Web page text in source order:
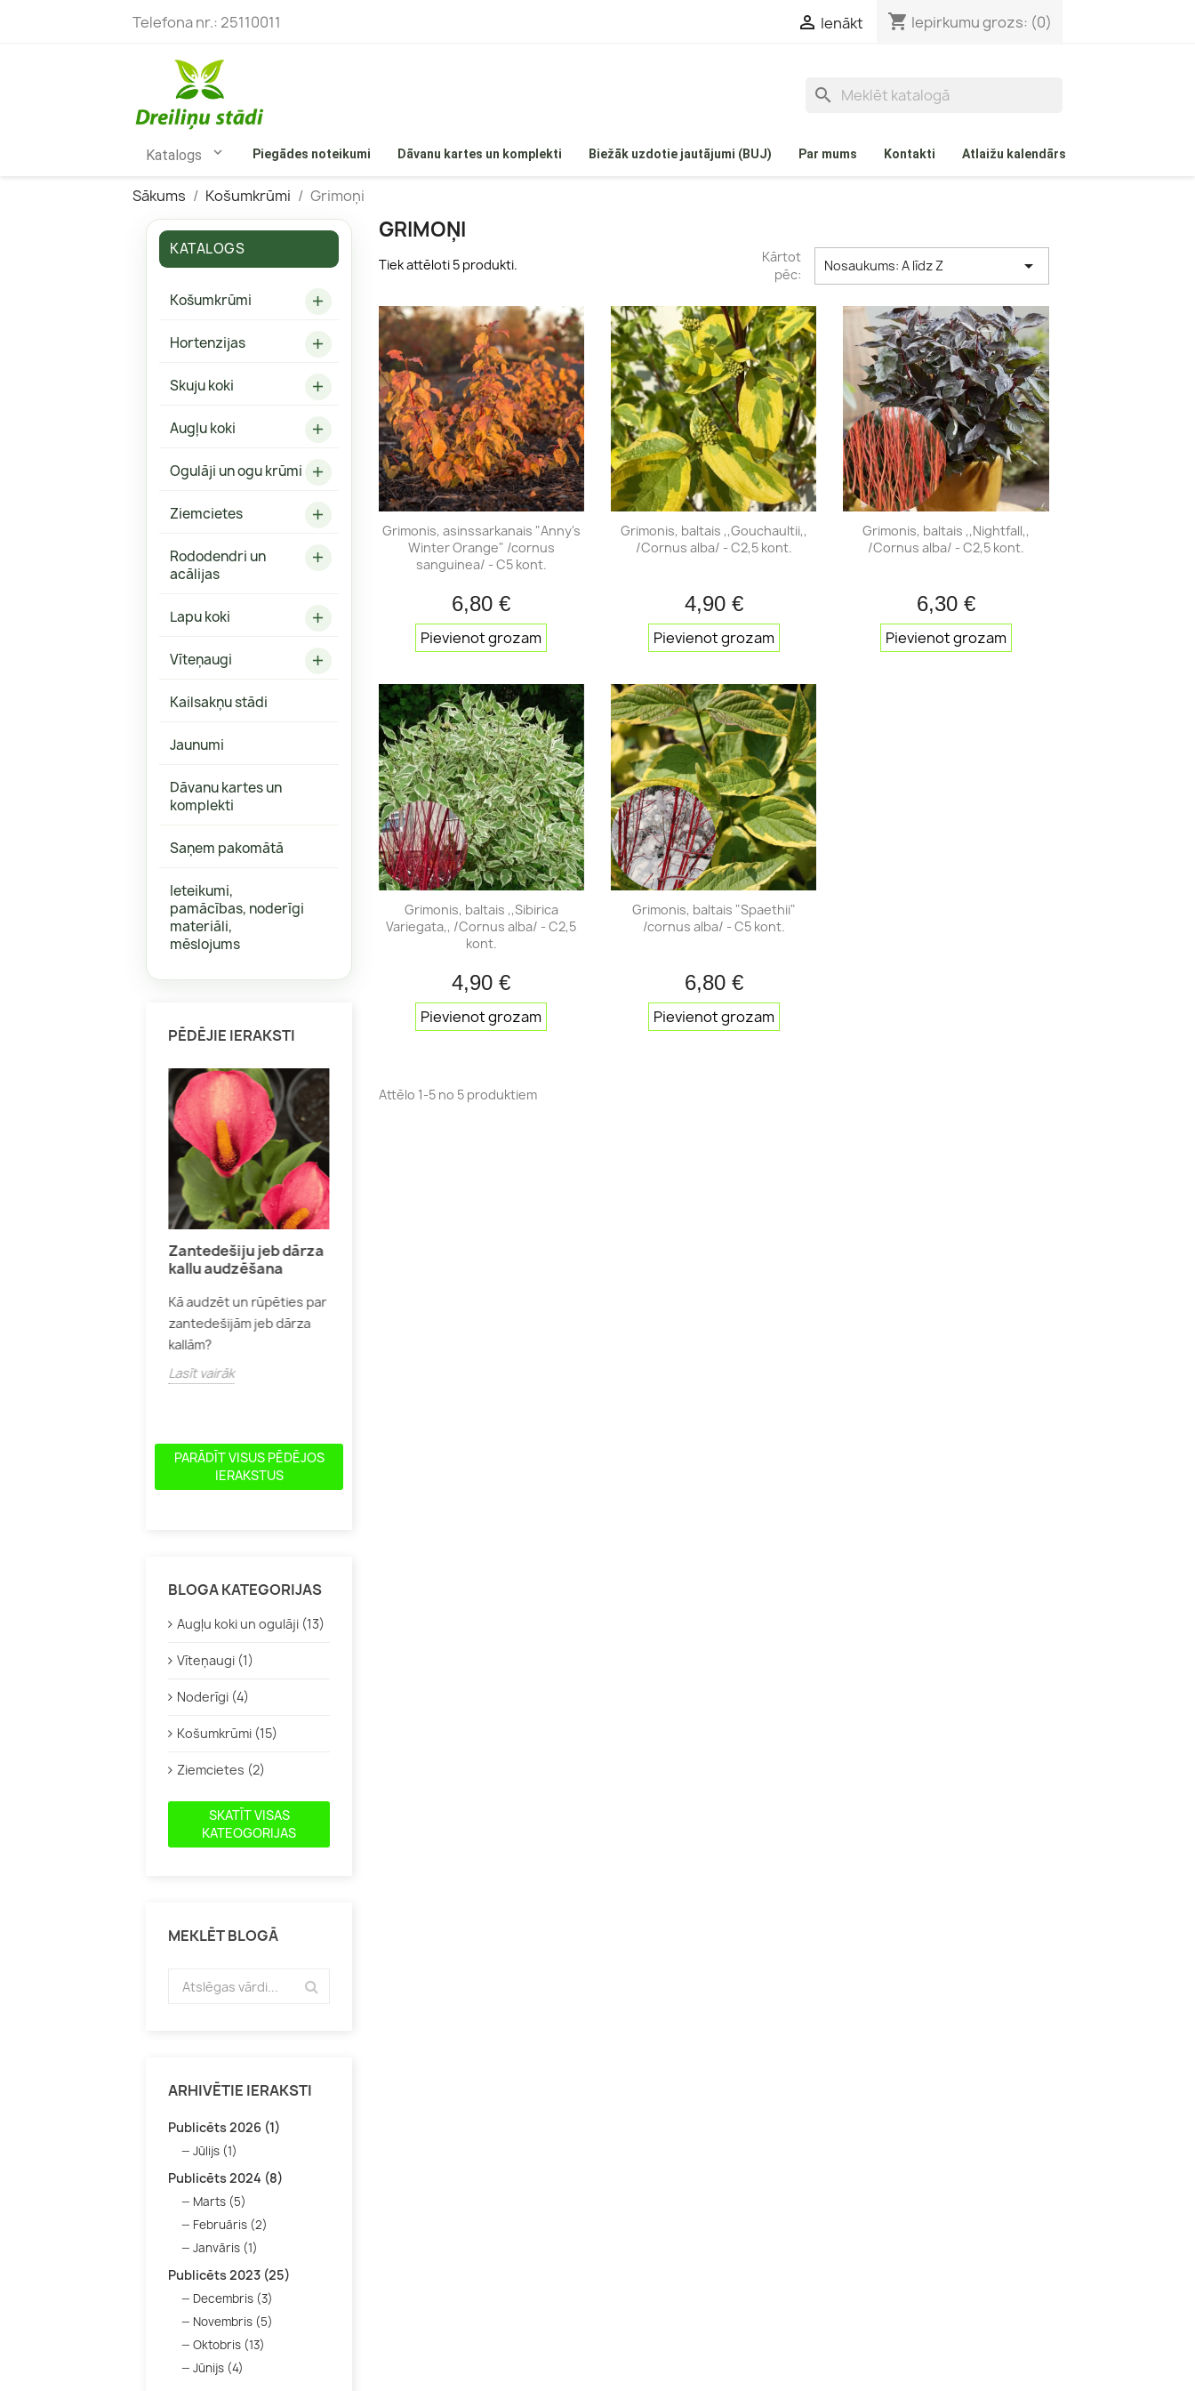
Telefona nr.: 25110011  Ienākt shopping_cart Iepirkumu grozs: (0)
search
Katalogs 
Kokveida Hortenzijas
Vīteņhortenzijas
Liellapu hortenzijas
Robainās hortenzijas
Ozollapu hortenzijas
Priedes
Īves
Kadiķi
Tūjas
Citi skuju koki
Aprikozes
Ābeles
Vasaras ābeles
Rudens ābeles
Ziemas ābeles
Kolonābeles
Bumbieres
Vasaras bumbieres
Rudens bumbieres
Ziemas bumbieres
Skābie ķirši
Saldie ķirši
Persiki
Astilbes
Bitenes
Graudzāles
Heihēras
Kaķumētras
Citas
Mūžzaļie rododendri
Acālijas
Piegādes noteikumi Dāvanu kartes un komplekti Biežāk uzdotie jautājumi (BUJ) Par mums Kontakti Atlaižu kalendārs
Sākums Košumkrūmi Grimoņi
KATALOGS
Košumkrūmi 
Hortenzijas 
Skuju koki 
Augļu koki 
Ogulāji un ogu krūmi 
Ziemcietes 
Rododendri un
acālijas

Lapu koki 
Vīteņaugi 
Kailsakņu stādi
Jaunumi
Dāvanu kartes un
komplekti
Saņem pakomātā
Ieteikumi,
pamācības, noderīgi
materiāli,
mēslojums
PĒDĒJIE IERAKSTI
Zantedešiju jeb dārza
kallu audzēšana
Kā audzēt un rūpēties par
zantedešijām jeb dārza
kallām?
Lasīt vairāk
PARĀDĪT VISUS PĒDĒJOS
IERAKSTUS
BLOGA KATEGORIJAS
Augļu koki un ogulāji (13)
Vīteņaugi (1)
Noderīgi (4)
Košumkrūmi (15)
Ziemcietes (2)
SKATĪT VISAS
KATEOGORIJAS
MEKLĒT BLOGĀ
ARHIVĒTIE IERAKSTI
Publicēts 2026 (1)
Jūlijs (1)
Publicēts 2024 (8)
Marts (5)
Februāris (2)
Janvāris (1)
Publicēts 2023 (25)
Decembris (3)
Novembris (5)
Oktobris (13)
Jūnijs (4)
GRIMOŅI
Tiek attēloti 5 produkti.
Kārtot
pēc:
Nosaukums: A līdz Z 
Grimonis, asinssarkanais "Anny's
Winter Orange" /cornus
sanguinea/ - C5 kont.
6,80 €
Pievienot grozam
Īss ieskats
Grimonis, baltais ,,Gouchaultii,,
/Cornus alba/ - C2,5 kont.
4,90 €
Pievienot grozam
Īss ieskats
Grimonis, baltais ,,Nightfall,,
/Cornus alba/ - C2,5 kont.
6,30 €
Pievienot grozam
Īss ieskats
Grimonis, baltais ,,Sibirica
Variegata,, /Cornus alba/ - C2,5
kont.
4,90 €
Pievienot grozam
Īss ieskats
Grimonis, baltais "Spaethii"
/cornus alba/ - C5 kont.
6,80 €
Pievienot grozam
Īss ieskats
Attēlo 1-5 no 5 produktiem